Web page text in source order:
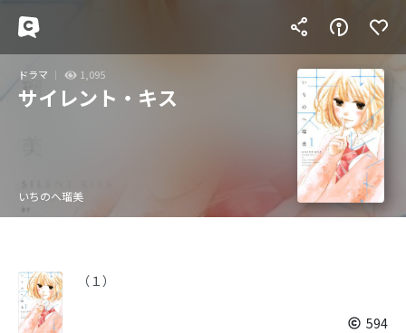
ドラマ 1,095
サイレント・キス
いちのへ瑠美
（１）
594